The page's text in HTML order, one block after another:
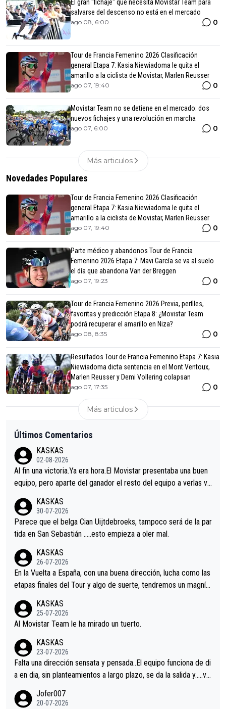
El gran "fichaje" que necesita Movistar Team para
salvarse del descenso no está en el mercado
ago 08, 6:00 0
Tour de Francia Femenino 2026 Clasificación
general Etapa 7: Kasia Niewiadoma le quita el
amarillo a la ciclista de Movistar, Marlen Reusser
ago 07, 19:40 0
Movistar Team no se detiene en el mercado: dos
nuevos fichajes y una revolución en marcha
ago 07, 6:00 0
Más articulos
Novedades Populares
Tour de Francia Femenino 2026 Clasificación
general Etapa 7: Kasia Niewiadoma le quita el
amarillo a la ciclista de Movistar, Marlen Reusser
ago 07, 19:40 0
Parte médico y abandonos Tour de Francia
Femenino 2026 Etapa 7: Mavi García se va al suelo
el día que abandona Van der Breggen
ago 07, 19:23 0
Tour de Francia Femenino 2026 Previa, perfiles,
favoritas y predicción Etapa 8: ¿Movistar Team
podrá recuperar el amarillo en Niza?
ago 08, 8:35 0
Resultados Tour de Francia Femenino Etapa 7: Kasia
Niewiadoma dicta sentencia en el Mont Ventoux,
Marlen Reusser y Demi Vollering colapsan
ago 07, 17:35 0
Más articulos
Últimos Comentarios
KASKAS
02-08-2026
Al fin una victoria.Ya era hora.El Movistar presentaba una buen
equipo, pero aparte del ganador el resto del equipo a verlas ve
s.La única buena noticia es la mejoría de Enric Más en San Seb
astian.Si en la Vuelta a Burgos sigue la mejoría, podríamos ten
er alguna sorpresa en la Vuelta.Ojalá.
KASKAS
30-07-2026
Parece que el belga Cian Uijtdebroeks, tampoco será de la par
tida en San Sebastián …..esto empieza a oler mal.
KASKAS
26-07-2026
En la Vuelta a España, con una buena dirección, lucha como las
etapas finales del Tour y algo de suerte, tendremos un magnífi
KASKAS
25-07-2026
Al Movistar Team le ha mirado un tuerto.
KASKAS
23-07-2026
Falta una dirección sensata y pensada..El equipo funciona de di
a en dia, sin planteamientos a largo plazo, se da la salida y…..ve
Minguez, Velez etc etc.Me da pena vivir estos momentos tan
Jofer007
20-07-2026